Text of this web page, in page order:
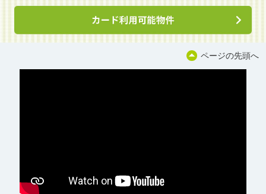
ページの先頭へ